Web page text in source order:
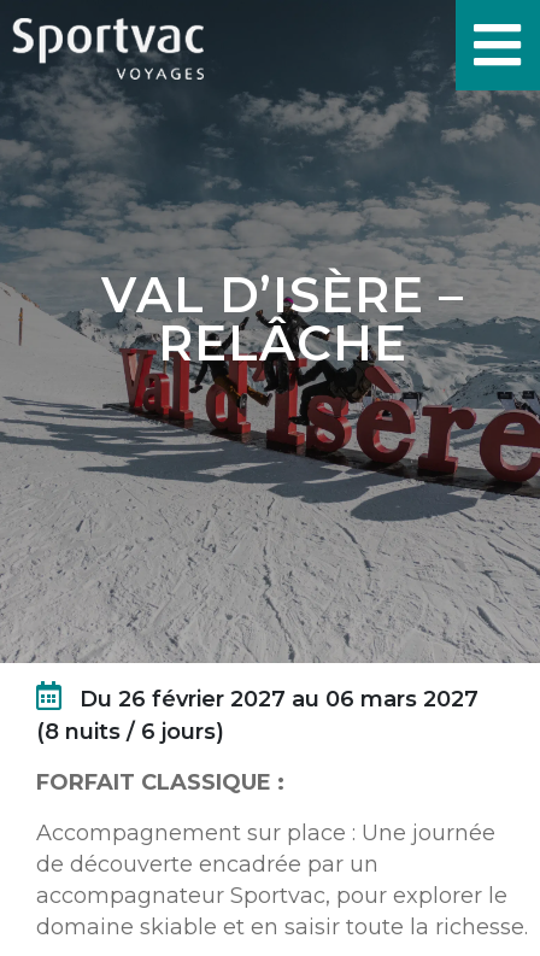
VAL D’ISÈRE –
RELÂCHE
Du 26 février 2027 au 06 mars 2027
(8 nuits / 6 jours)
FORFAIT CLASSIQUE :
Accompagnement sur place : Une journée
de découverte encadrée par un
accompagnateur Sportvac, pour explorer le
domaine skiable et en saisir toute la richesse.